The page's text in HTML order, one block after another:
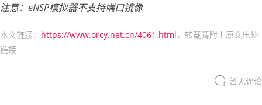
注意：eNSP模拟器不支持端口镜像
本文链接： https://www.orcy.net.cn/4061.html，转载请附上原文出处
链接
暂无评论